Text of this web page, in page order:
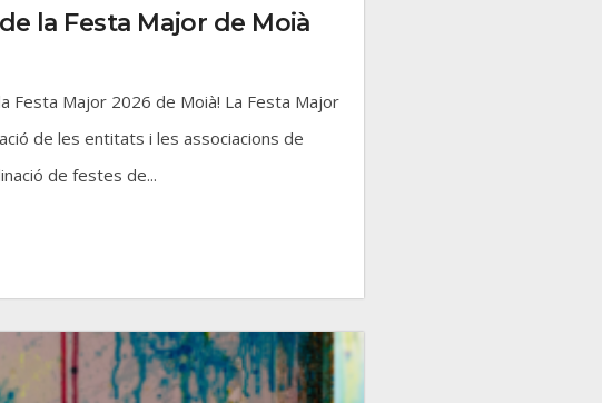
la Festa Major de Moià
Festa Major 2026 de Moià! La Festa Major
de les entitats i les associacions de
de festes de...